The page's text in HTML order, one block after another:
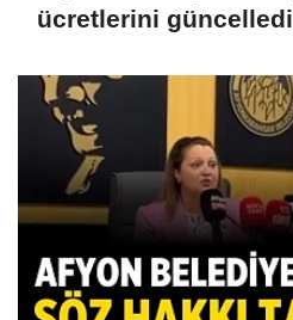
ücretlerini güncelledi